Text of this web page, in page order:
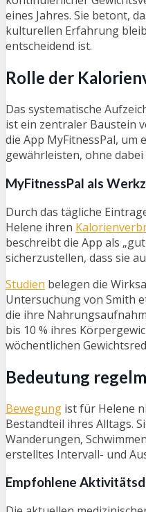
eines Jahres. Sie betont,
kulturellen Erfahrung
entscheidend ist.
Rolle der
Das systematische
ist ein zentraler Baustein
die App MyFitnessPal, um
gewährleisten, ohne
MyFitnessPal als
Durch das tägliche
Helene ihren
beschreibt die App als
sicherzustellen, dass sie
Studien belegen die
Untersuchung von Smith
die ihre
bis 10 % ihres
wöchentlichen
Bedeutung
Bewegung ist für Helene
Bestandteil ihres Alltags.
Wanderungen,
erstelltes Intervall- und
Empfohlene